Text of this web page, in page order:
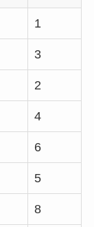
1
3
2
4
6
5
8